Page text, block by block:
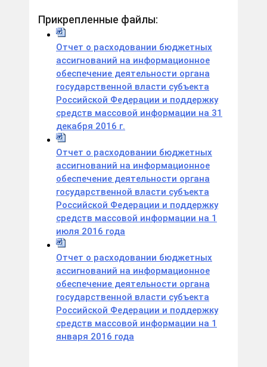
Прикрепленные файлы:
Отчет о расходовании бюджетных
ассигнований на информационное
обеспечение деятельности органа
государственной власти субъекта
Российской Федерации и поддержку
средств массовой информации на 31
декабря 2016 г.
Отчет о расходовании бюджетных
ассигнований на информационное
обеспечение деятельности органа
государственной власти субъекта
Российской Федерации и поддержку
средств массовой информации на 1
июля 2016 года
Отчет о расходовании бюджетных
ассигнований на информационное
обеспечение деятельности органа
государственной власти субъекта
Российской Федерации и поддержку
средств массовой информации на 1
января 2016 года